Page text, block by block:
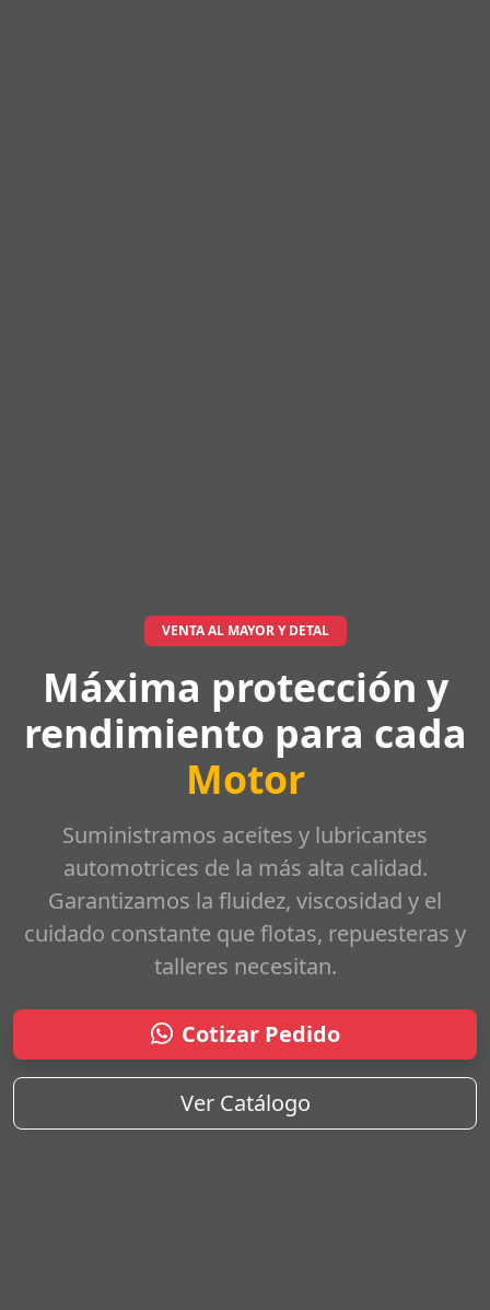
VENTA AL MAYOR Y DETAL
Máxima protección y
rendimiento para cada
Motor
Suministramos aceites y lubricantes
automotrices de la más alta calidad.
Garantizamos la fluidez, viscosidad y el
cuidado constante que flotas, repuesteras y
talleres necesitan.
Cotizar Pedido
Ver Catálogo